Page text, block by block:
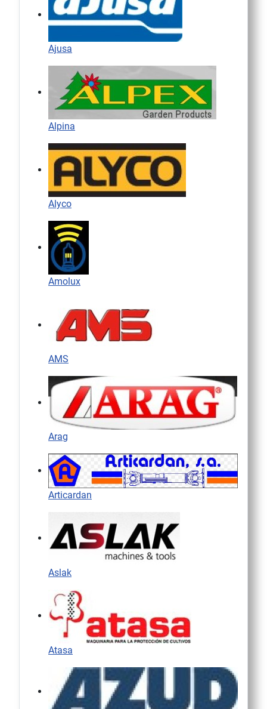
Ajusa
Alpina
Alyco
Amolux
AMS
Arag
Articardan
Aslak
Atasa